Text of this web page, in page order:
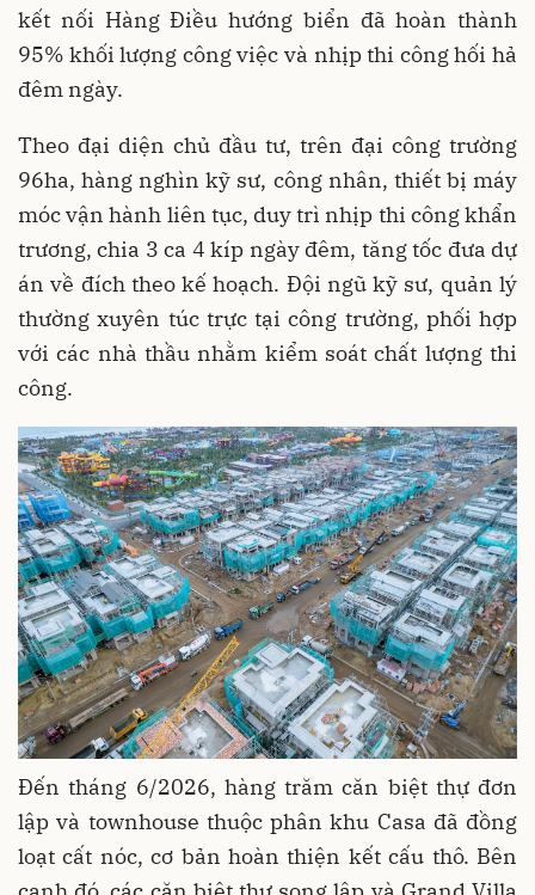
kết nối Hàng Điều hướng biển đã hoàn thành
95% khối lượng công việc và nhịp thi công hối hả
đêm ngày.
Theo đại diện chủ đầu tư, trên đại công trường
96ha, hàng nghìn kỹ sư, công nhân, thiết bị máy
móc vận hành liên tục, duy trì nhịp thi công khẩn
trương, chia 3 ca 4 kíp ngày đêm, tăng tốc đưa dự
án về đích theo kế hoạch. Đội ngũ kỹ sư, quản lý
thường xuyên túc trực tại công trường, phối hợp
với các nhà thầu nhằm kiểm soát chất lượng thi
công.
Đến tháng 6/2026, hàng trăm căn biệt thự đơn
lập và townhouse thuộc phân khu Casa đã đồng
loạt cất nóc, cơ bản hoàn thiện kết cấu thô. Bên